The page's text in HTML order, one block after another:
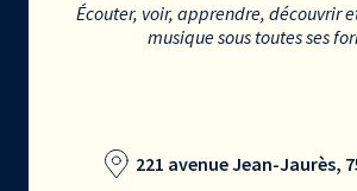
Écouter, voir, apprendre, découvrir
musique sous toutes ses
221 avenue Jean-Jaurès,